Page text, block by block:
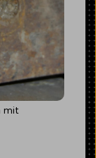
mit